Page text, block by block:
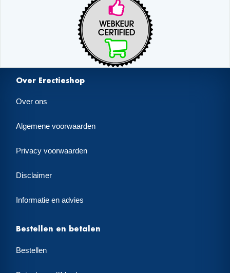
Over Erectieshop
Over ons
Algemene voorwaarden
Privacy voorwaarden
Disclaimer
Informatie en advies
Bestellen en betalen
Bestellen